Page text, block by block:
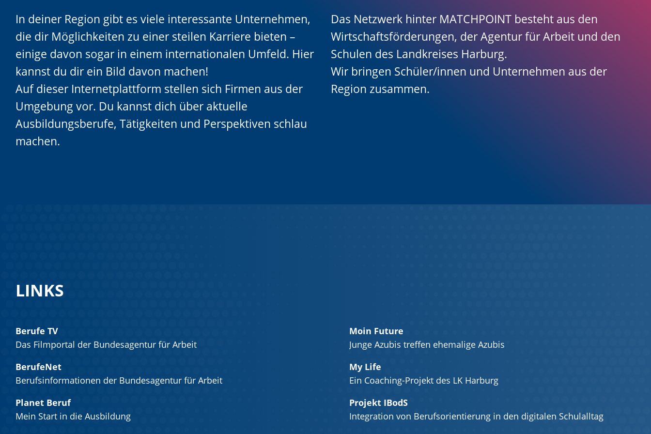
In deiner Region gibt es viele interessante Unternehmen,
die dir Möglichkeiten zu einer steilen Karriere bieten –
einige davon sogar in einem internationalen Umfeld. Hier
kannst du dir ein Bild davon machen!
Auf dieser Internetplattform stellen sich Firmen aus der
Umgebung vor. Du kannst dich über aktuelle
Ausbildungsberufe, Tätigkeiten und Perspektiven schlau
machen.
Das Netzwerk hinter MATCHPOINT besteht aus den
Wirtschaftsförderungen, der Agentur für Arbeit und den
Schulen des Landkreises Harburg.
Wir bringen Schüler/innen und Unternehmen aus der
Region zusammen.
LINKS
Berufe TV
Das Filmportal der Bundesagentur für Arbeit
BerufeNet
Berufsinformationen der Bundesagentur für Arbeit
Planet Beruf
Mein Start in die Ausbildung
Moin Future
Junge Azubis treffen ehemalige Azubis
My Life
Ein Coaching-Projekt des LK Harburg
Projekt IBodS
Integration von Berufsorientierung in den digitalen Schulalltag